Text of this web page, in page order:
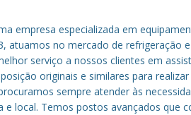
empresa especializada em
atuamos no mercado de refrigeração
serviço a nossos clientes em
originais e similares para
sempre atender às
local. Temos postos avançados que